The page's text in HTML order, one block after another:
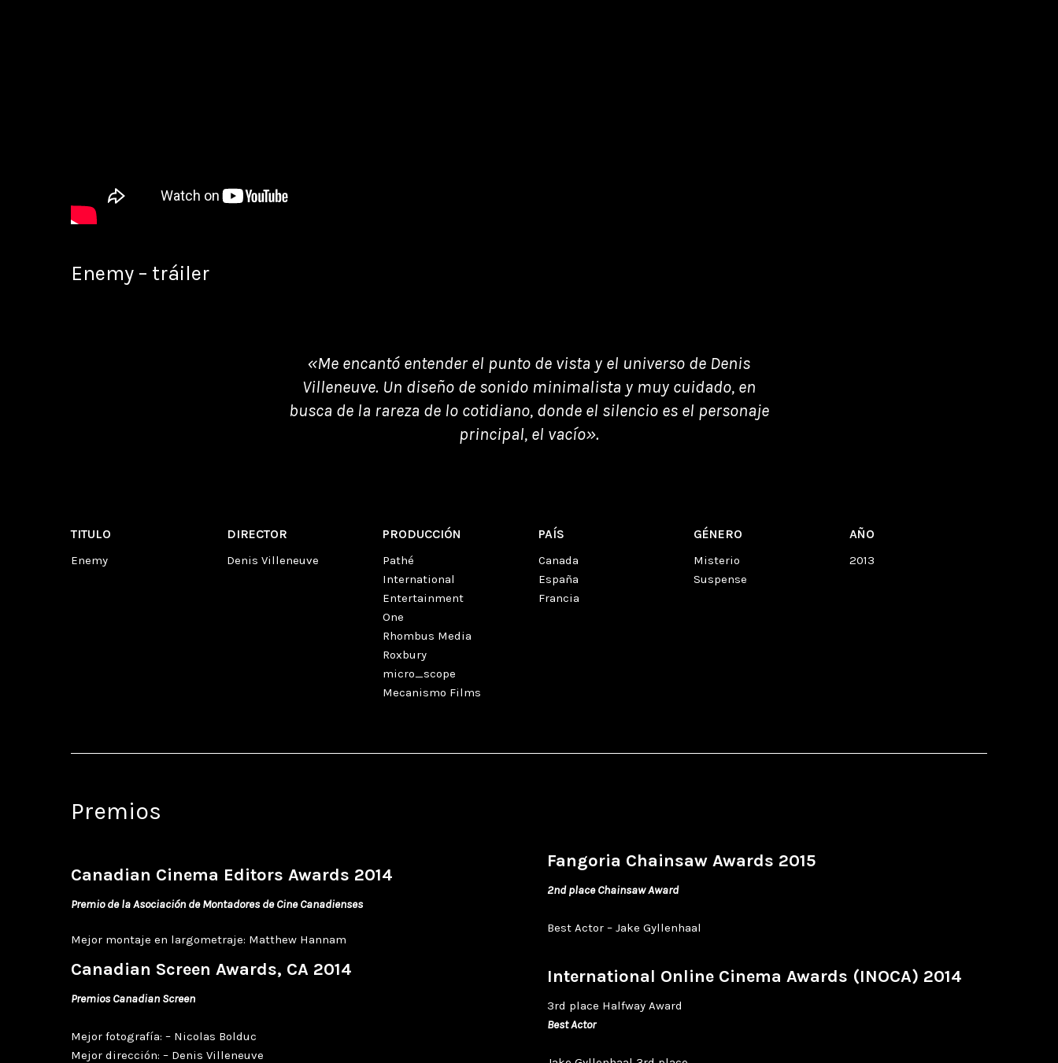
Enemy – tráiler
«Me encantó entender el punto de vista y el universo de Denis
Villeneuve. Un diseño de sonido minimalista y muy cuidado, en
busca de la rareza de lo cotidiano, donde el silencio es el personaje
principal, el vacío».
TITULO
Enemy
DIRECTOR
Denis Villeneuve
PRODUCCIÓN
Pathé
International
Entertainment
One
Rhombus Media
Roxbury
micro_scope
Mecanismo Films
PAÍS
Canada
España
Francia
GÉNERO
Misterio
Suspense
AÑO
2013
Premios
Canadian Cinema Editors Awards 2014
Premio de la Asociación de Montadores de Cine Canadienses
Mejor montaje en largometraje: Matthew Hannam
Canadian Screen Awards, CA 2014
Premios Canadian Screen
Mejor fotografía: – Nicolas Bolduc
Mejor dirección: – Denis Villeneuve
Fangoria Chainsaw Awards 2015
2nd place Chainsaw Award
Best Actor – Jake Gyllenhaal
International Online Cinema Awards (INOCA) 2014
3rd place Halfway Award
Best Actor